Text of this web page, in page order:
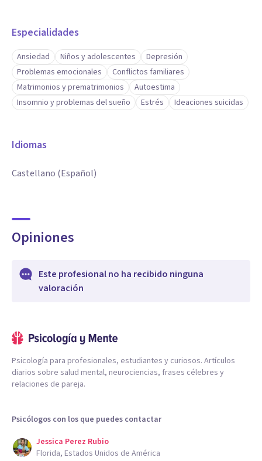
Especialidades
Ansiedad Niños y adolescentes
Depresión
Problemas emocionales
Conflictos familiares
Matrimonios y prematrimonios
Autoestima
Insomnio y problemas del sueño
Estrés Ideaciones suicidas
Idiomas
Castellano (Español)
Opiniones
Este profesional no ha recibido ninguna
valoración
Psicología para profesionales, estudiantes y curiosos. Artículos
diarios sobre salud mental, neurociencias, frases célebres y
relaciones de pareja.
Psicólogos con los que puedes contactar
Jessica Perez Rubio
Florida, Estados Unidos de América